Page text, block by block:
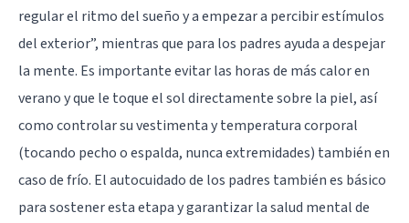
regular el ritmo del sueño y a empezar a percibir estímulos
del exterior”, mientras que para los padres ayuda a despejar
la mente. Es importante evitar las horas de más calor en
verano y que le toque el sol directamente sobre la piel, así
como controlar su vestimenta y temperatura corporal
(tocando pecho o espalda, nunca extremidades) también en
caso de frío. El autocuidado de los padres también es básico
para sostener esta etapa y garantizar la salud mental de